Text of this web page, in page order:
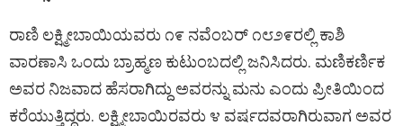
ರಾಣಿ ಲಕ್ಷ್ಮೀಬಾಯಿಯವರು ೧೯ ನವೆಂಬರ್ ೧೮೨೯ರಲ್ಲಿ ಕಾಶಿ
ವಾರಣಾಸಿ ಒಂದು ಬ್ರಾಹ್ಮಣ ಕುಟುಂಬದಲ್ಲಿ ಜನಿಸಿದರು. ಮಣಿಕರ್ಣಿಕ
ಅವರ ನಿಜವಾದ ಹೆಸರಾಗಿದ್ದು ಅವರನ್ನು ಮನು ಎಂದು ಪ್ರೀತಿಯಿಂದ
ಕರೆಯುತ್ತಿದ್ದರು. ಲಕ್ಷ್ಮೀಬಾಯಿರವರು ೪ ವರ್ಷದವರಾಗಿರುವಾಗ ಅವರ